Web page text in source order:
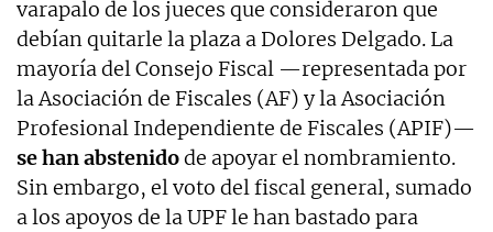
varapalo de los jueces que consideraron que
debían quitarle la plaza a Dolores Delgado. La
mayoría del Consejo Fiscal —representada por
la Asociación de Fiscales (AF) y la Asociación
Profesional Independiente de Fiscales (APIF)—
se han abstenidode apoyar el nombramiento.
Sin embargo, el voto del fiscal general, sumado
a los apoyos de la UPF le han bastado para